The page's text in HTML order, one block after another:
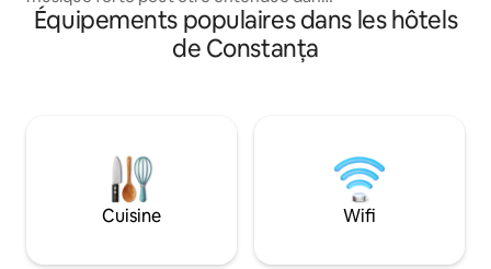
les chambres pendant la nuit. S'il s'agit
d'un problème, veuillez envoyer un
message avant de réserver pour
quelques minutes du centre commercial
City Park, du centre d'attractions de
Luna Park, à 10 minutes de la plage. Nous
sommes situés à l'entrée de Mamaia, à 5
seulement 3
et à 5 minutes de
télévision, d'une
douche et d'un
stationnement
tous les clients.
Équipements populaires dans les hôtels
de Constanța
Cuisine Wifi